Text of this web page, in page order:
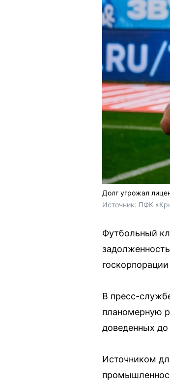
Долг угрожал
Источник: ПФК
Футбольный
В пресс-
планомерную
доведенных
Источником